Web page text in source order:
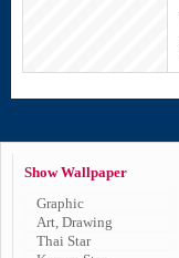
Show Wallpaper
Graphic
Art, Drawing
Thai Star